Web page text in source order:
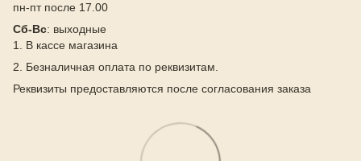
пн-пт после 17.00
Сб-Вс: выходные
1. В кассе магазина
2. Безналичная оплата по реквизитам.
Реквизиты предоставляются после согласования заказа